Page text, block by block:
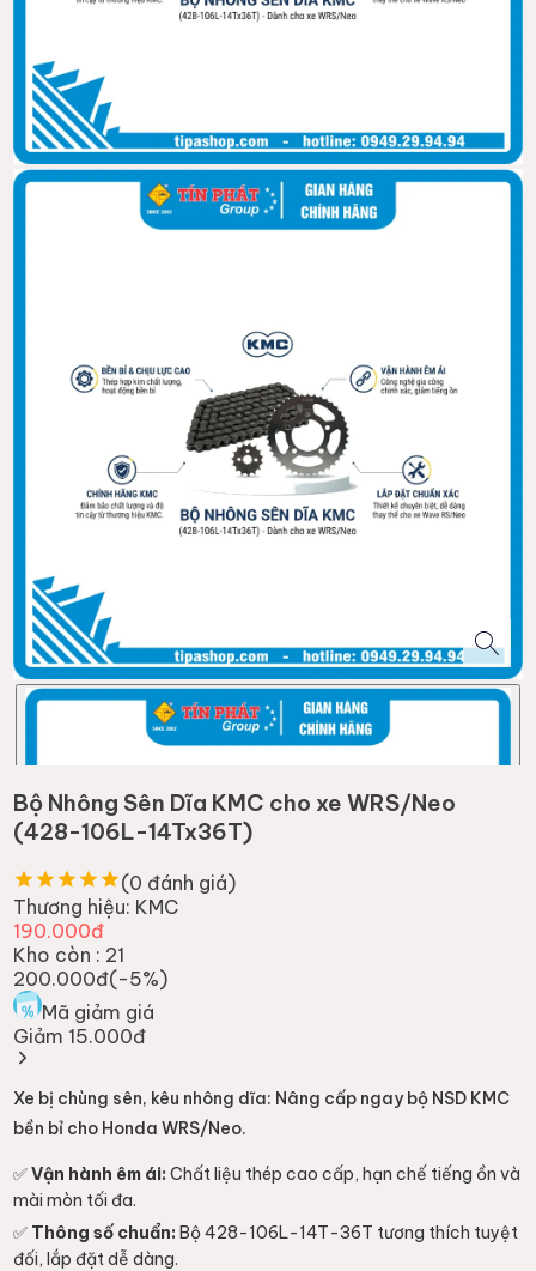
Bộ Nhông Sên Dĩa KMC cho xe WRS/Neo
(428-106L-14Tx36T)
(0 đánh giá)
Thương hiệu: KMC
190.000đ
Kho còn : 21
200.000đ(-5%)
Mã giảm giá
Giảm 15.000đ
Xe bị chùng sên, kêu nhông dĩa: Nâng cấp ngay bộ NSD KMC
bền bỉ cho Honda WRS/Neo.
✅Vận hành êm ái: Chất liệu thép cao cấp, hạn chế tiếng ồn và
mài mòn tối đa.
✅ Thông số chuẩn: Bộ 428-106L-14T-36T tương thích tuyệt
đối, lắp đặt dễ dàng.